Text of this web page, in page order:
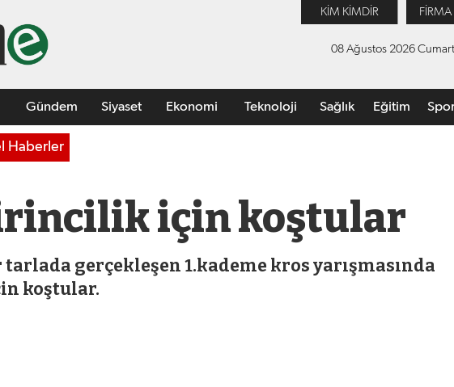
KİM KİMDİR FİRMA
08 Ağustos 2026
Gündem Siyaset Ekonomi Teknoloji Sağlık Eğitim
Haberler
için koştular
gerçekleşen 1.kademe kros yarışmasında
koştular.